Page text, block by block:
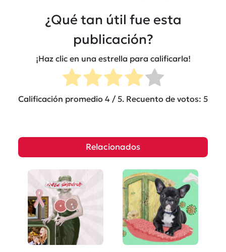
¿Qué tan útil fue esta
publicación?
¡Haz clic en una estrella para calificarla!
Calificación promedio 4 / 5. Recuento de votos: 5
Relacionados